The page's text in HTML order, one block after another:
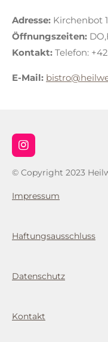
Adresse: Kirchenbot
Öffnungszeiten:
Kontakt: Telefon:
E-Mail:
I
n
s
a
g
m
© Copyright 2023
Impressum
Haftungsausschluss
Datenschutz
Kontakt